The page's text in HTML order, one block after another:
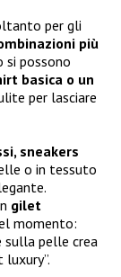
per gli
più
si possono
basica o un
per lasciare
sneakers
o in tessuto
gilet
momento:
sulla pelle crea